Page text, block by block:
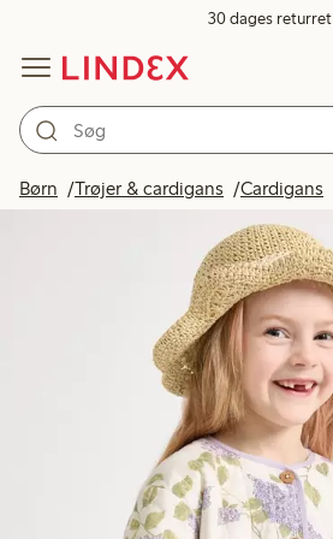
30 dages returret
Børn Trøjer & cardigans Cardigans